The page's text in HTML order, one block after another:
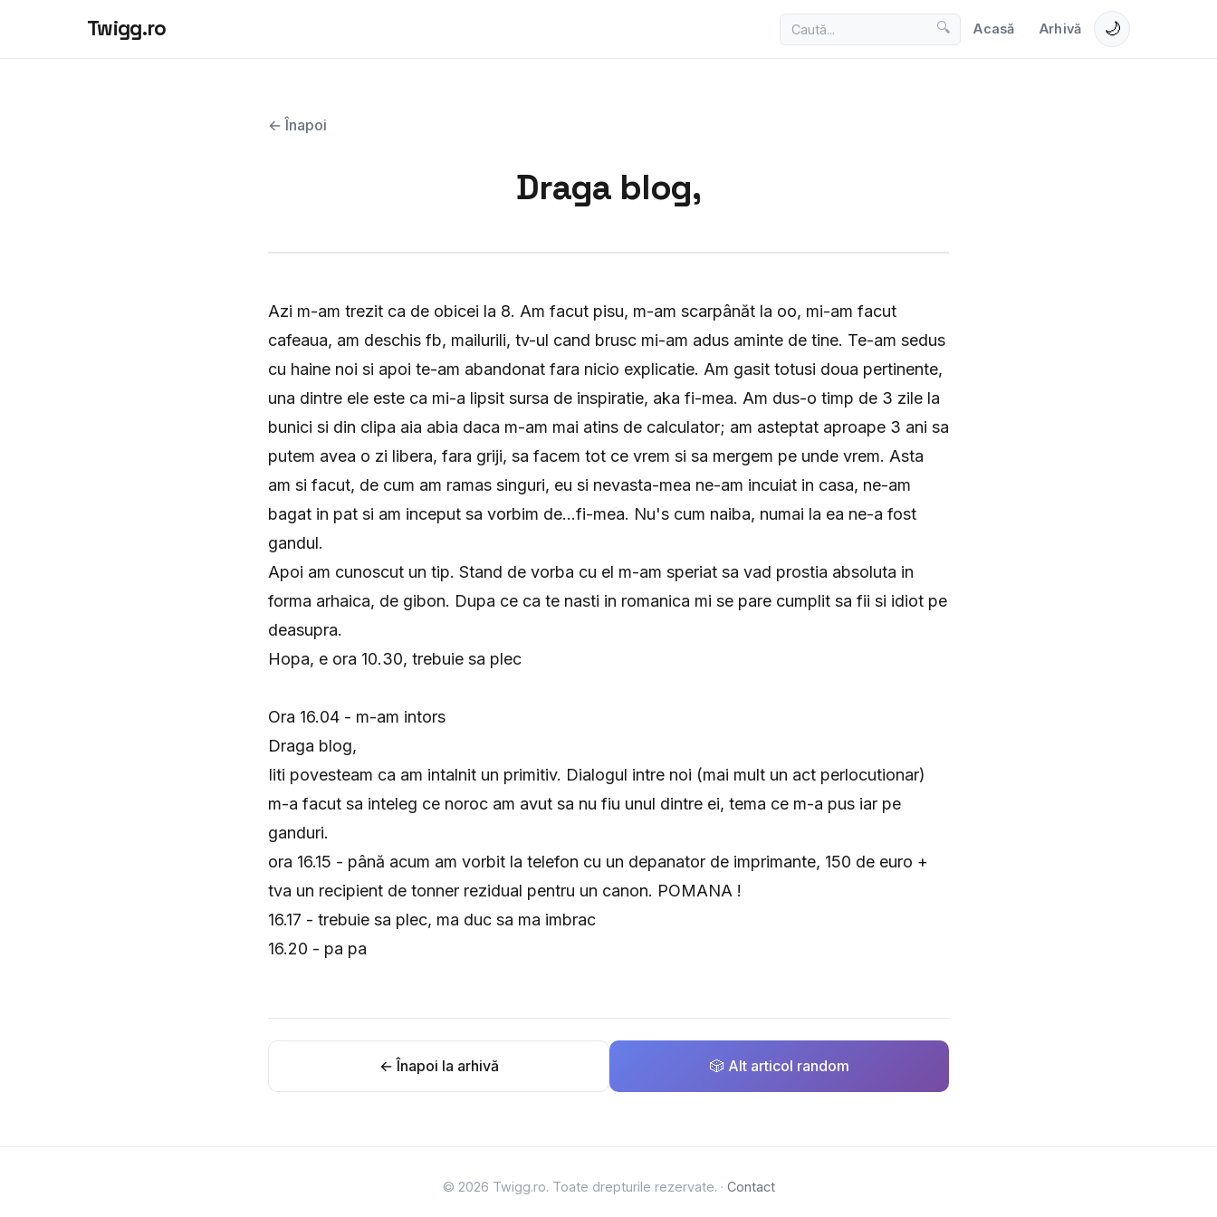
Twigg.ro 🔍 Acasă Arhivă 🌙
← Înapoi
Draga blog,
Azi m-am trezit ca de obicei la 8. Am facut pisu, m-am scarpânăt la oo, mi-am facut
cafeaua, am deschis fb, mailurili, tv-ul cand brusc mi-am adus aminte de tine. Te-am sedus
cu haine noi si apoi te-am abandonat fara nicio explicatie. Am gasit totusi doua pertinente,
una dintre ele este ca mi-a lipsit sursa de inspiratie, aka fi-mea. Am dus-o timp de 3 zile la
bunici si din clipa aia abia daca m-am mai atins de calculator; am asteptat aproape 3 ani sa
putem avea o zi libera, fara griji, sa facem tot ce vrem si sa mergem pe unde vrem. Asta
am si facut, de cum am ramas singuri, eu si nevasta-mea ne-am incuiat in casa, ne-am
bagat in pat si am inceput sa vorbim de...fi-mea. Nu's cum naiba, numai la ea ne-a fost
gandul.
Apoi am cunoscut un tip. Stand de vorba cu el m-am speriat sa vad prostia absoluta in
forma arhaica, de gibon. Dupa ce ca te nasti in romanica mi se pare cumplit sa fii si idiot pe
deasupra.
Hopa, e ora 10.30, trebuie sa plec
Ora 16.04 - m-am intors
Draga blog,
Iiti povesteam ca am intalnit un primitiv. Dialogul intre noi (mai mult un act perlocutionar)
m-a facut sa inteleg ce noroc am avut sa nu fiu unul dintre ei, tema ce m-a pus iar pe
ganduri.
ora 16.15 - până acum am vorbit la telefon cu un depanator de imprimante, 150 de euro +
tva un recipient de tonner rezidual pentru un canon. POMANA !
16.17 - trebuie sa plec, ma duc sa ma imbrac
16.20 - pa pa
← Înapoi la arhivă 🎲 Alt articol random
© 2026 Twigg.ro. Toate drepturile rezervate. · Contact